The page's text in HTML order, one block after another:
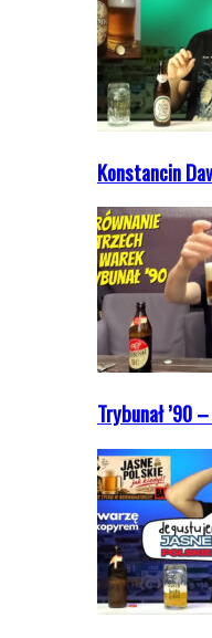
Konstancin
Trybunał ’90